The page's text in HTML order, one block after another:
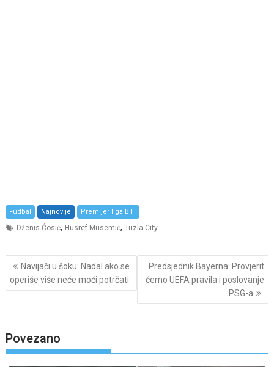
Fudbal Najnovije Premijer liga BiH
Dženis Ćosić, Husref Musemić,Tuzla City
Post
navigation
Navijači u šoku: Nadal ako se
operiše više neće moći potrčati
Predsjednik Bayerna: Provjerit
ćemo UEFA pravila i poslovanje
PSG-a
Povezano